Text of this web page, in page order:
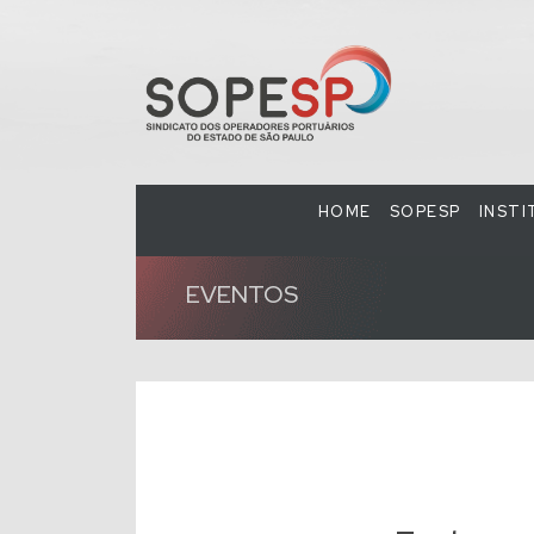
HOME SOPESP
EVENTOS